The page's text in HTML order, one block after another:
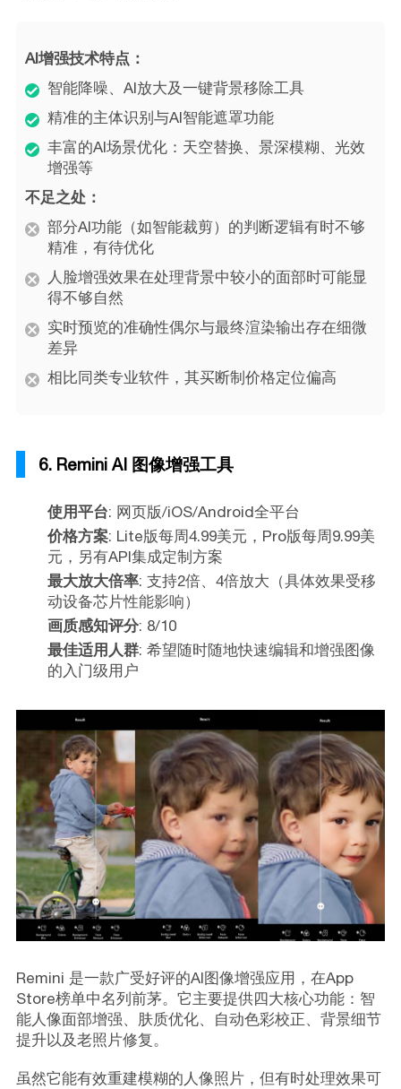
AI增强技术特点：
智能降噪、AI放大及一键背景移除工具
精准的主体识别与AI智能遮罩功能
丰富的AI场景优化：天空替换、景深模糊、光效
增强等
不足之处：
部分AI功能（如智能裁剪）的判断逻辑有时不够
精准，有待优化
人脸增强效果在处理背景中较小的面部时可能显
得不够自然
实时预览的准确性偶尔与最终渲染输出存在细微
差异
相比同类专业软件，其买断制价格定位偏高
6. Remini AI 图像增强工具
使用平台: 网页版/iOS/Android全平台
价格方案: Lite版每周4.99美元，Pro版每周9.99美
元，另有API集成定制方案
最大放大倍率: 支持2倍、4倍放大（具体效果受移
动设备芯片性能影响）
画质感知评分: 8/10
最佳适用人群: 希望随时随地快速编辑和增强图像
的入门级用户
Remini 是一款广受好评的AI图像增强应用，在App
Store榜单中名列前茅。它主要提供四大核心功能：智
能人像面部增强、肤质优化、自动色彩校正、背景细节
提升以及老照片修复。
虽然它能有效重建模糊的人像照片，但有时处理效果可